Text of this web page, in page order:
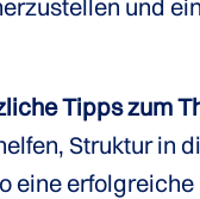
und
Tipps zum
Struktur in
eine erfolgreiche